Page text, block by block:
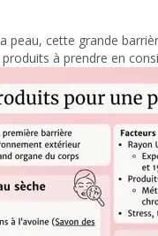
peau, cette grande
produits à prendre en